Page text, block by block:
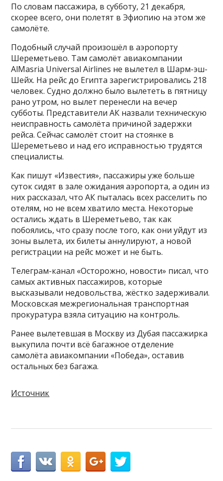
По словам пассажира, в субботу, 21 декабря,
скорее всего, они полетят в Эфиопию на этом же
самолёте.
Подобный случай произошёл в аэропорту
Шереметьево. Там самолёт авиакомпании
AlMasria Universal Airlines не вылетел в Шарм-эш-
Шейх. На рейс до Египта зарегистрировались 218
человек. Судно должно было вылететь в пятницу
рано утром, но вылет перенесли на вечер
субботы. Представители АК назвали техническую
неисправность самолёта причиной задержки
рейса. Сейчас самолёт стоит на стоянке в
Шереметьево и над его исправностью трудятся
специалисты.
Как пишут «Известия», пассажиры уже больше
суток сидят в зале ожидания аэропорта, а один из
них рассказал, что АК пыталась всех расселить по
отелям, но не всем хватило места. Некоторые
остались ждать в Шереметьево, так как
побоялись, что сразу после того, как они уйдут из
зоны вылета, их билеты аннулируют, а новой
регистрации на рейс может и не быть.
Телеграм-канал «Осторожно, новости» писал, что
самых активных пассажиров, которые
высказывали недовольства, жёстко задерживали.
Московская межрегиональная транспортная
прокуратура взяла ситуацию на контроль.
Ранее вылетевшая в Москву из Дубая пассажирка
выкупила почти всё багажное отделение
самолёта авиакомпании «Победа», оставив
остальных без багажа.
Источник